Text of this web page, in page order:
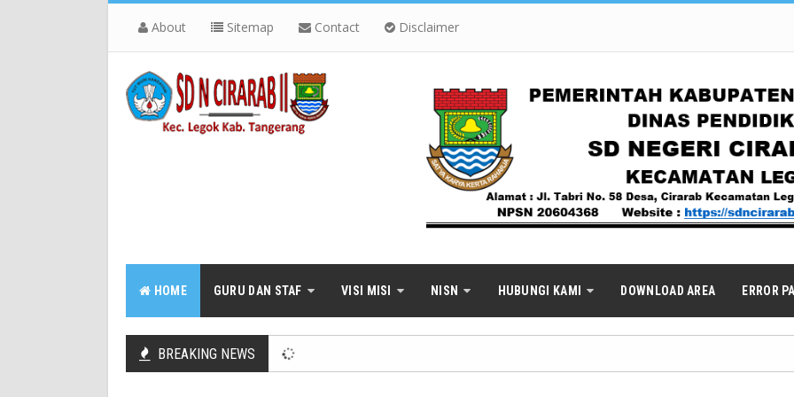
About Sitemap Contact Disclaimer
HOME GURU DAN STAF VISI MISI NISN HUBUNGI KAMI DOWNLOAD AREA ERROR
BREAKING NEWS